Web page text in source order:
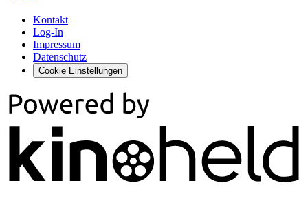
Kontakt
Log-In
Impressum
Datenschutz
Cookie Einstellungen